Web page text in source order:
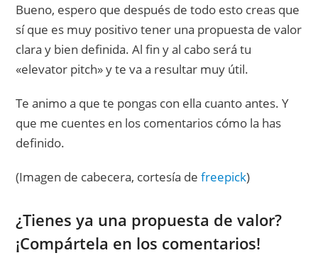
Bueno, espero que después de todo esto creas que
sí que es muy positivo tener una propuesta de valor
clara y bien definida. Al fin y al cabo será tu
«elevator pitch» y te va a resultar muy útil.
Te animo a que te pongas con ella cuanto antes. Y
que me cuentes en los comentarios cómo la has
definido.
(Imagen de cabecera, cortesía defreepick)
¿Tienes ya una propuesta de valor?
¡Compártela en los comentarios!